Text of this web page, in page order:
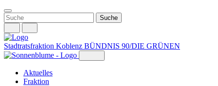
Weiter
zum
Inhalt
Stadtratsfraktion Koblenz BÜNDNIS 90/DIE GRÜNEN
Aktuelles
Fraktion